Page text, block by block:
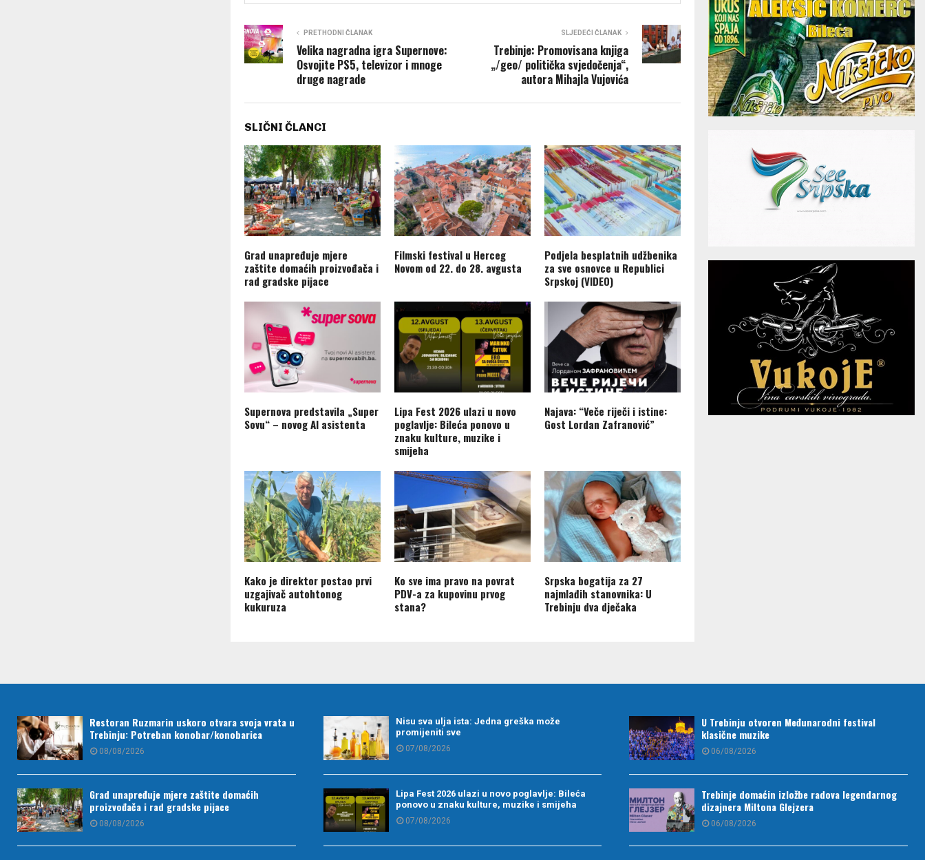
PRETHODNI ČLANAK
Velika nagradna igra Supernove:
Osvojite PS5, televizor i mnoge
druge nagrade
SLJEDEĆI ČLANAK
Trebinje: Promovisana knjiga
„/geo/ politička svjedočenja“,
autora Mihajla Vujovića
SLIČNI ČLANCI
Grad unapređuje mjere
zaštite domaćih proizvođača i
rad gradske pijace
Filmski festival u Herceg
Novom od 22. do 28. avgusta
Podjela besplatnih udžbenika
za sve osnovce u Republici
Srpskoj (VIDEO)
Supernova predstavila „Super
Sovu“ – novog AI asistenta
Lipa Fest 2026 ulazi u novo
poglavlje: Bileća ponovo u
znaku kulture, muzike i
smijeha
Najava: “Veče riječi i istine:
Gost Lordan Zafranović”
Kako je direktor postao prvi
uzgajivač autohtonog
kukuruza
Ko sve ima pravo na povrat
PDV-a za kupovinu prvog
stana?
Srpska bogatija za 27
najmlađih stanovnika: U
Trebinju dva dječaka
Restoran Ruzmarin uskoro otvara svoja vrata u
Trebinju: Potreban konobar/konobarica
08/08/2026
Grad unapređuje mjere zaštite domaćih
proizvođača i rad gradske pijace
08/08/2026
Nisu sva ulja ista: Jedna greška može
promijeniti sve
07/08/2026
Lipa Fest 2026 ulazi u novo poglavlje: Bileća
ponovo u znaku kulture, muzike i smijeha
07/08/2026
U Trebinju otvoren Međunarodni festival
klasične muzike
06/08/2026
Trebinje domaćin izložbe radova legendarnog
dizajnera Miltona Glejzera
06/08/2026